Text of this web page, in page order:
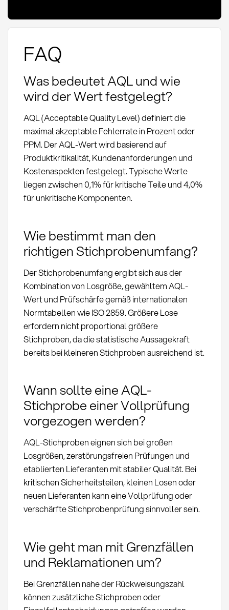
FAQ
Was bedeutet AQL und wie
wird der Wert festgelegt?
AQL (Acceptable Quality Level) definiert die
maximal akzeptable Fehlerrate in Prozent oder
PPM. Der AQL-Wert wird basierend auf
Produktkritikalität, Kundenanforderungen und
Kostenaspekten festgelegt. Typische Werte
liegen zwischen 0,1% für kritische Teile und 4,0%
für unkritische Komponenten.
Wie bestimmt man den
richtigen Stichprobenumfang?
Der Stichprobenumfang ergibt sich aus der
Kombination von Losgröße, gewähltem AQL-
Wert und Prüfschärfe gemäß internationalen
Normtabellen wie ISO 2859. Größere Lose
erfordern nicht proportional größere
Stichproben, da die statistische Aussagekraft
bereits bei kleineren Stichproben ausreichend ist.
Wann sollte eine AQL-
Stichprobe einer Vollprüfung
vorgezogen werden?
AQL-Stichproben eignen sich bei großen
Losgrößen, zerstörungsfreien Prüfungen und
etablierten Lieferanten mit stabiler Qualität. Bei
kritischen Sicherheitsteilen, kleinen Losen oder
neuen Lieferanten kann eine Vollprüfung oder
verschärfte Stichprobenprüfung sinnvoller sein.
Wie geht man mit Grenzfällen
und Reklamationen um?
Bei Grenzfällen nahe der Rückweisungszahl
können zusätzliche Stichproben oder